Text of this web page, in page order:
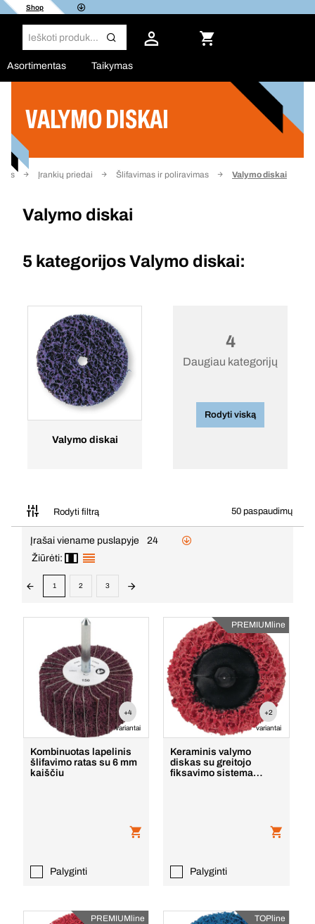
Shop
Asortimentas Taikymas
VALYMO DISKAI
Įrankių priedai Šlifavimas ir poliravimas Valymo diskai
Valymo diskai
5 kategorijosValymo diskai:
Valymo diskai
4
Daugiau kategorijų
Rodyti viską
Rodyti filtrą 50 paspaudimų
Filtras
Įrašai viename puslapyje
24
Žiūrėti:
1 2 3
+4
variantai
Kombinuotas lapelinis
šlifavimo ratas su 6 mm
kaiščiu
Palyginti
PREMIUMline
+2
variantai
Keraminis valymo
diskas su greitojo
fiksavimo sistema
Palyginti
PREMIUMline TOPline